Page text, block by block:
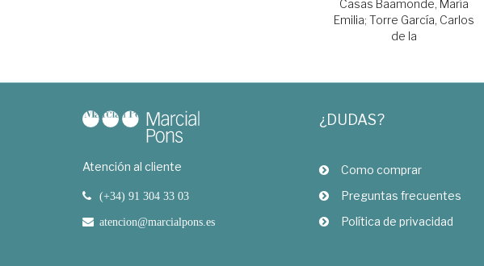
Casas Baamonde, María
Emilia;Torre García, Carlos
de la
Atención al cliente
(+34) 91 304 33 03
atencion@marcialpons.es
¿DUDAS?
Como comprar
Preguntas frecuentes
Política de privacidad